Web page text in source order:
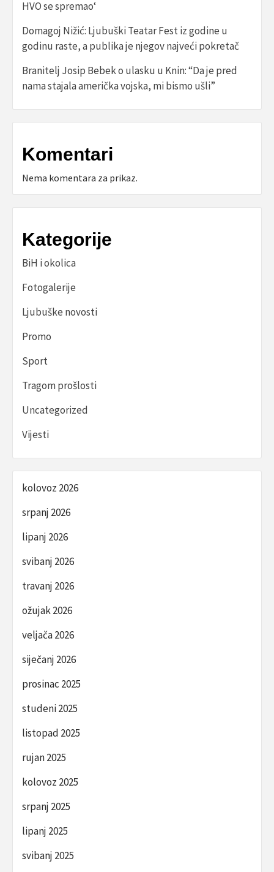
HVO se spremao‘
Domagoj Nižić: Ljubuški Teatar Fest iz godine u
godinu raste, a publika je njegov najveći pokretač
Branitelj Josip Bebek o ulasku u Knin: “Da je pred
nama stajala američka vojska, mi bismo ušli”
Komentari
Nema komentara za prikaz.
Kategorije
BiH i okolica
Fotogalerije
Ljubuške novosti
Promo
Sport
Tragom prošlosti
Uncategorized
Vijesti
kolovoz 2026
srpanj 2026
lipanj 2026
svibanj 2026
travanj 2026
ožujak 2026
veljača 2026
siječanj 2026
prosinac 2025
studeni 2025
listopad 2025
rujan 2025
kolovoz 2025
srpanj 2025
lipanj 2025
svibanj 2025